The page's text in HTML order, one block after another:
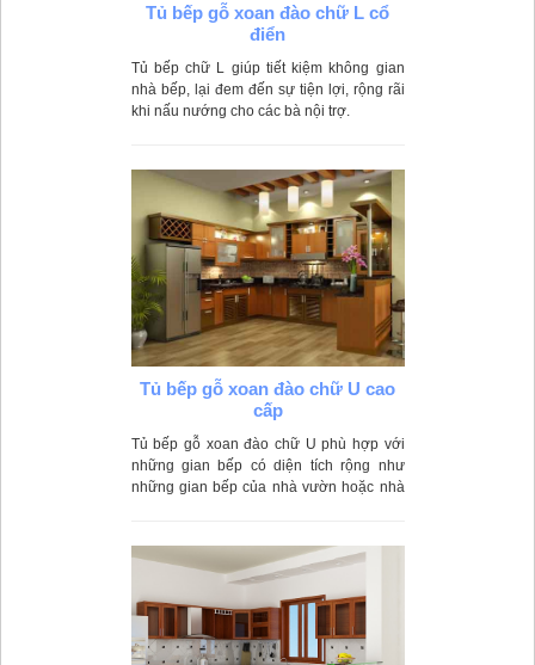
Tủ bếp gỗ xoan đào chữ L cổ
điển
Tủ bếp chữ L giúp tiết kiệm không gian
nhà bếp, lại đem đến sự tiện lợi, rộng rãi
khi nấu nướng cho các bà nội trợ.
Tủ bếp gỗ xoan đào chữ U cao
cấp
Tủ bếp gỗ xoan đào chữ U phù hợp với
những gian bếp có diện tích rộng như
những gian bếp của nhà vườn hoặc nhà
bếp.